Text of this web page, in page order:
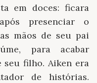
em doces: ficara
presenciar o
mãos de seu pai
para acabar
seu filho. Aiken era
de histórias.